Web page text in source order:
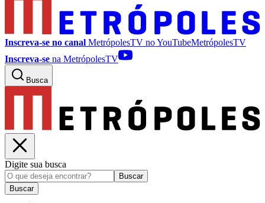
Inscreva-se no canal MetrópolesTV noYouTubeMetrópolesTV
Inscreva-se na MetrópolesTV
Busca
Digite sua busca
Buscar
Buscar